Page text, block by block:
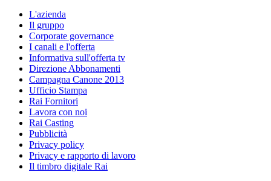
L'azienda
Il gruppo
Corporate governance
I canali e l'offerta
Informativa sull'offerta tv
Direzione Abbonamenti
Campagna Canone 2013
Ufficio Stampa
Rai Fornitori
Lavora con noi
Rai Casting
Pubblicità
Privacy policy
Privacy e rapporto di lavoro
Il timbro digitale Rai